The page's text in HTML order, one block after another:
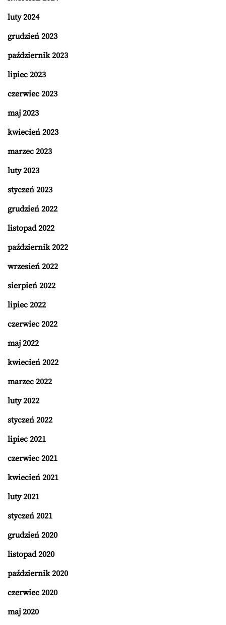
luty 2024
grudzień 2023
październik 2023
lipiec 2023
czerwiec 2023
maj 2023
kwiecień 2023
marzec 2023
luty 2023
styczeń 2023
grudzień 2022
listopad 2022
październik 2022
wrzesień 2022
sierpień 2022
lipiec 2022
czerwiec 2022
maj 2022
kwiecień 2022
marzec 2022
luty 2022
styczeń 2022
lipiec 2021
czerwiec 2021
kwiecień 2021
luty 2021
styczeń 2021
grudzień 2020
listopad 2020
październik 2020
czerwiec 2020
maj 2020